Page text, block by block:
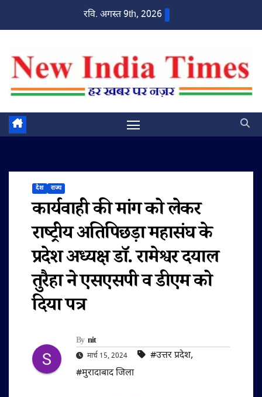
रवि. अगस्त 9th, 2026
देश राज्य
कार्यवाही की मांग को लेकर
राष्ट्रीय अतिपिछड़ा महासंघ के
प्रदेश अध्यक्ष डाॅ. रामेश्वर दयाल
तुरैहा ने एसएसपी व डीएम को
दिया पत्र
By nit
मार्च 15, 2024 #उत्तर प्रदेश,
#मुरादाबाद जिला